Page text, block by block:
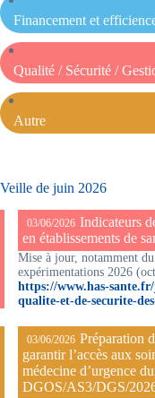
Veille de juin 2026
03/06/2026 Indicateurs
en établissements de
Mise à jour, notamment
expérimentations 2026
https://www.has-
qualite-et-de-securite-
03/06/2026 Préparation
garantir l’accès aux
médecine d’urgence
DGOS/AS3/DGS/
Financement et
Qualité / Sécurité /
Autre